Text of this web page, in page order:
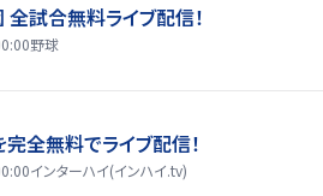
試合無料ライブ配信！
野球
全無料でライブ配信！
インターハイ(インハイ.tv)